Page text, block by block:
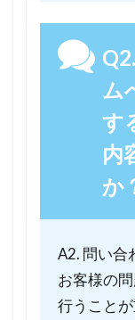
ム
す
内
か
A2. 問い合
お客様の
行うこと